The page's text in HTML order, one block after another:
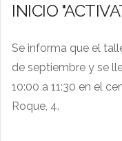
INICIO
Se informa que el
de septiembre y se
10:00 a 11:30 en el
Roque, 4.